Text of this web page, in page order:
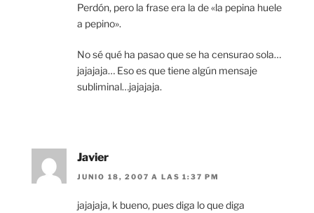
Perdón, pero la frase era la de «la pepina huele
a pepino».
No sé qué ha pasao que se ha censurao sola…
jajajaja… Eso es que tiene algún mensaje
subliminal…jajajaja.
Javier
JUNIO 18, 2007 A LAS 1:37 PM
jajajaja, k bueno, pues diga lo que diga